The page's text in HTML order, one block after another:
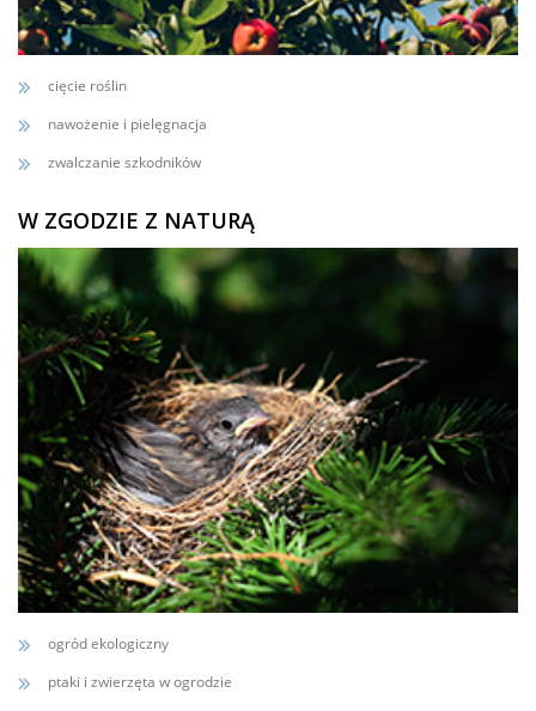
cięcie roślin
nawożenie i pielęgnacja
zwalczanie szkodników
W ZGODZIE Z NATURĄ
ogród ekologiczny
ptaki i zwierzęta w ogrodzie